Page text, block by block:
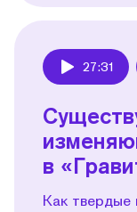
27:31
в
Как